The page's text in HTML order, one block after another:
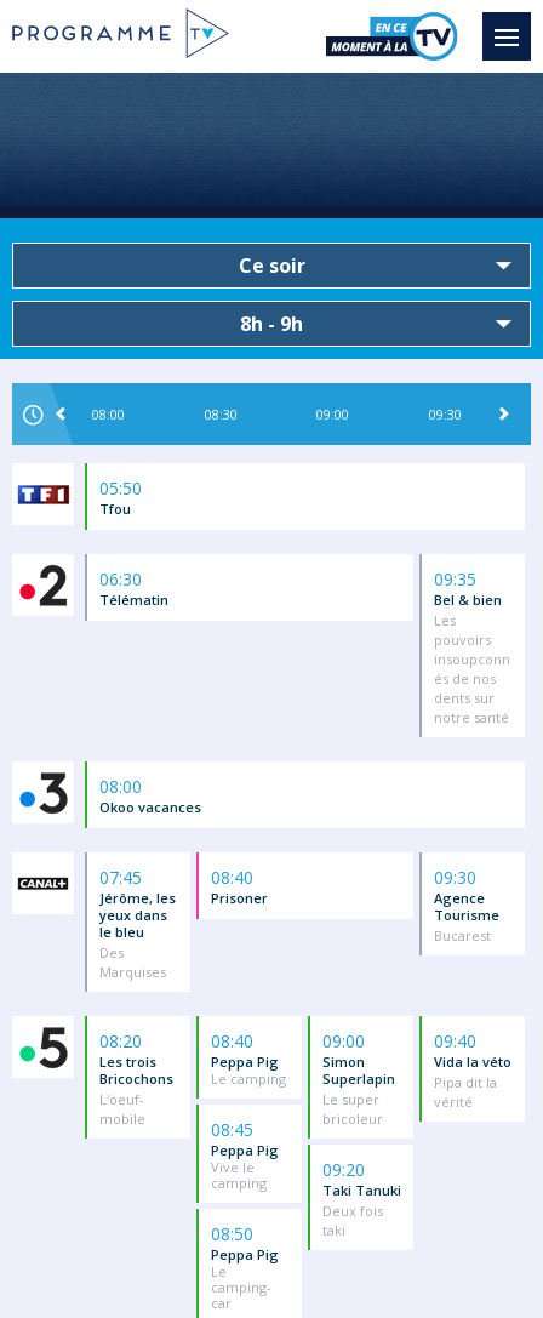
Ce soir
8h - 9h
08:00 08:30 09:00 09:30
05:50
Tfou
06:30
Télématin
09:35
Bel & bien
Les
pouvoirs
insoupconn
és de nos
dents sur
notre santé
08:00
Okoo vacances
07:45
Jérôme, les
yeux dans
le bleu
Des
Marquises
08:40
Prisoner
09:30
Agence
Tourisme
Bucarest
08:20
Les trois
Bricochons
L'oeuf-
mobile
08:40
Peppa Pig
Le camping
08:45
Peppa Pig
Vive le
camping
08:50
Peppa Pig
Le
camping-
car
09:00
Simon
Superlapin
Le super
bricoleur
09:20
Taki Tanuki
Deux fois
taki
09:40
Vida la véto
Pipa dit la
vérité